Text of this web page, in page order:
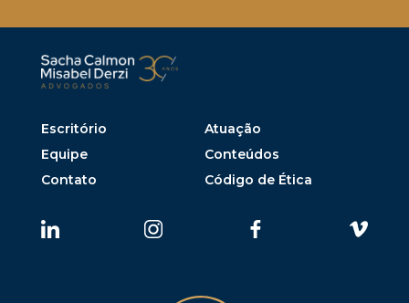
Escritório
Atuação
Equipe
Conteúdos
Contato
Código de Ética